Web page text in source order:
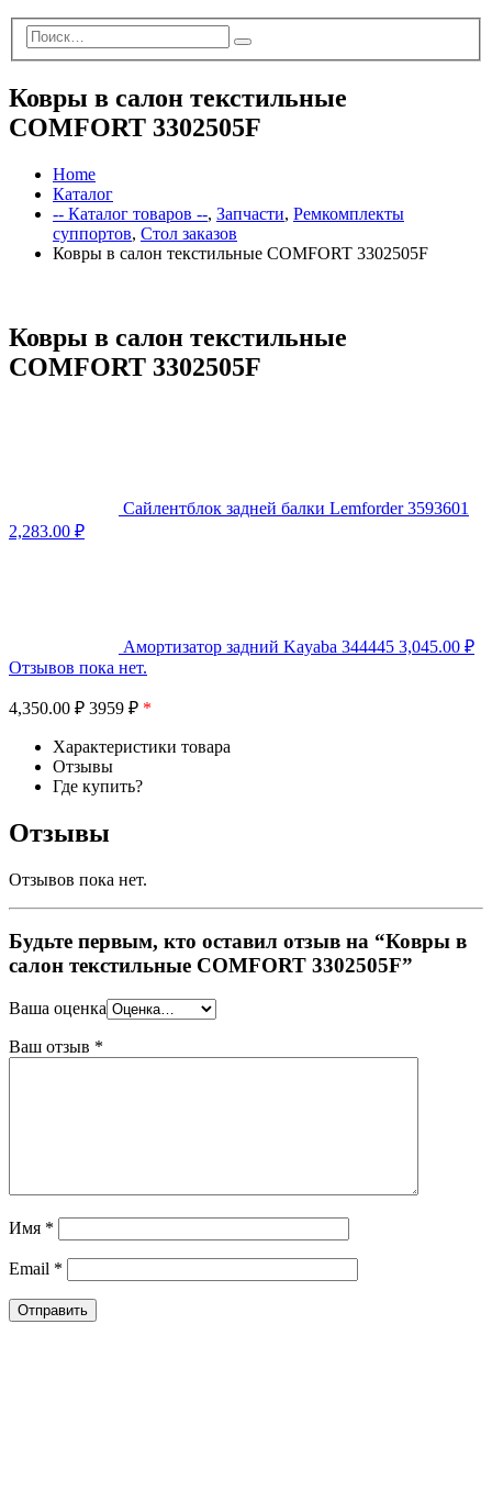
Ковры в салон текстильные
COMFORT 3302505F
Home
Каталог
-- Каталог товаров --, Запчасти, Ремкомплекты
суппортов, Стол заказов
Ковры в салон текстильные COMFORT 3302505F
Ковры в салон текстильные
COMFORT 3302505F
Сайлентблок задней балки Lemforder 3593601
2,283.00 ₽
Амортизатор задний Kayaba 344445 3,045.00 ₽
Отзывов пока нет.
4,350.00 ₽ 3959 ₽ *
Характеристики товара
Отзывы
Где купить?
Отзывы
Отзывов пока нет.
Будьте первым, кто оставил отзыв на “Ковры в
салон текстильные COMFORT 3302505F”
Ваша оценка
Ваш отзыв *
Имя *
Email *